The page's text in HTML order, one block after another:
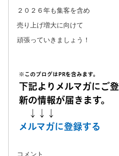
２０２６年も集客を含め
売り上げ増大に向けて
頑張っていきましょう！
※このブログはPRを含みます。
下記よりメルマガにご
新の情報が届きます。
↓↓↓
メルマガに登録する
コメント